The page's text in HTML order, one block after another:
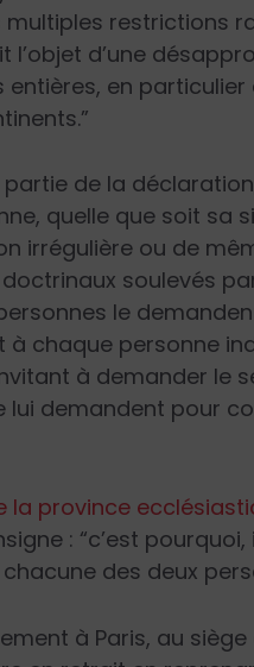
restrictions
l’objet d’une
en particulier
de la
quelle que soit sa
irrégulière ou de
soulevés
le
chaque personne
à demander le
lui demandent pour
la province
: “c’est
des deux
à Paris, au